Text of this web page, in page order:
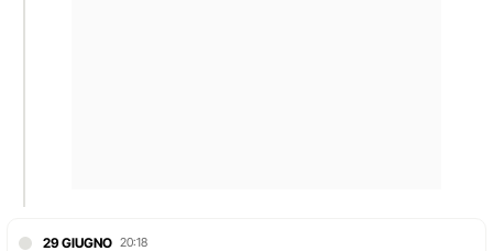
29 GIUGNO 20:18